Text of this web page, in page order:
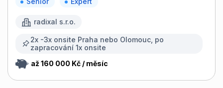
radixal s.r.o.
2x -3x onsite Praha nebo Olomouc, po
zapracování 1x onsite
až 160 000 Kč / měsíc